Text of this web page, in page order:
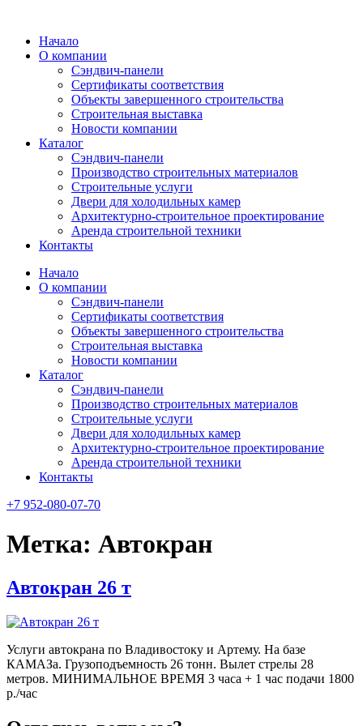
содержимому
Начало
О компании
Сэндвич-панели
Сертификаты соответствия
Объекты завершенного строительства
Строительная выставка
Новости компании
Каталог
Сэндвич-панели
Производство строительных материалов
Строительные услуги
Двери для холодильных камер
Архитектурно-строительное проектирование
Аренда строительной техники
Контакты
Начало
О компании
Сэндвич-панели
Сертификаты соответствия
Объекты завершенного строительства
Строительная выставка
Новости компании
Каталог
Сэндвич-панели
Производство строительных материалов
Строительные услуги
Двери для холодильных камер
Архитектурно-строительное проектирование
Аренда строительной техники
Контакты
+7 952-080-07-70
Метка: Автокран
Автокран 26 т
Услуги автокрана по Владивостоку и Артему. На базе
КАМАЗа. Грузоподъемность 26 тонн. Вылет стрелы 28
метров. МИНИМАЛЬНОЕ ВРЕМЯ 3 часа + 1 час подачи 1800
р./час